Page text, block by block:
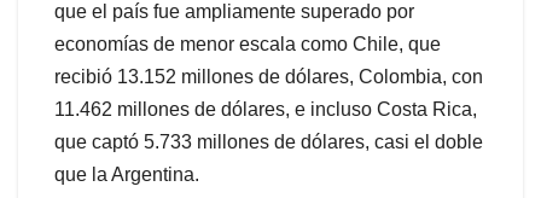
que el país fue ampliamente superado por
economías de menor escala como Chile, que
recibió 13.152 millones de dólares, Colombia, con
11.462 millones de dólares, e incluso Costa Rica,
que captó 5.733 millones de dólares, casi el doble
que la Argentina.